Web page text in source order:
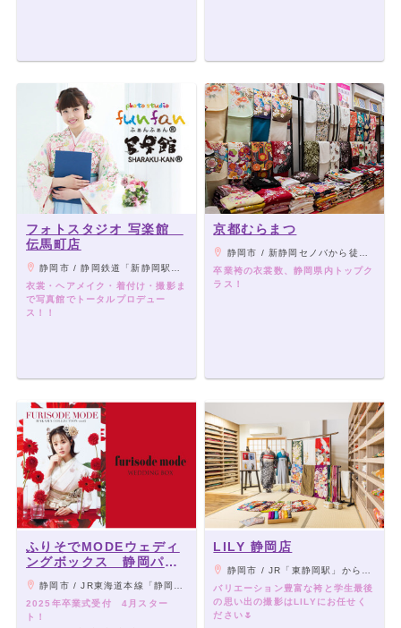
フォトスタジオ 写楽館
伝馬町店
静岡市 / 静岡鉄道「新静岡駅」より徒歩1分 JR静岡駅より徒歩10分
衣裳・ヘアメイク・着付け・撮影ま
で写真館でトータルプロデュー
ス！！
京都むらまつ
静岡市 / 新静岡セノバから徒歩13分
卒業袴の衣裳数、静岡県内トップク
ラス！
ふりそでMODEウェディ
ングボックス 静岡パル
コ店
静岡市 / JR東海道本線「静岡駅」より徒歩5分、静岡清水線「新静岡駅」より徒歩7分
2025年卒業式受付 4月スター
ト！
LILY 静岡店
静岡市 / JR「東静岡駅」から車で6分
バリエーション豊富な袴と学生最後
の思い出の撮影はLILYにお任せく
ださい🌷